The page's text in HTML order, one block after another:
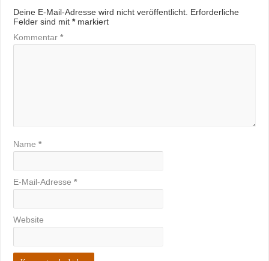
Deine E-Mail-Adresse wird nicht veröffentlicht. Erforderliche
Felder sind mit*markiert
Kommentar*
Name*
E-Mail-Adresse*
Website